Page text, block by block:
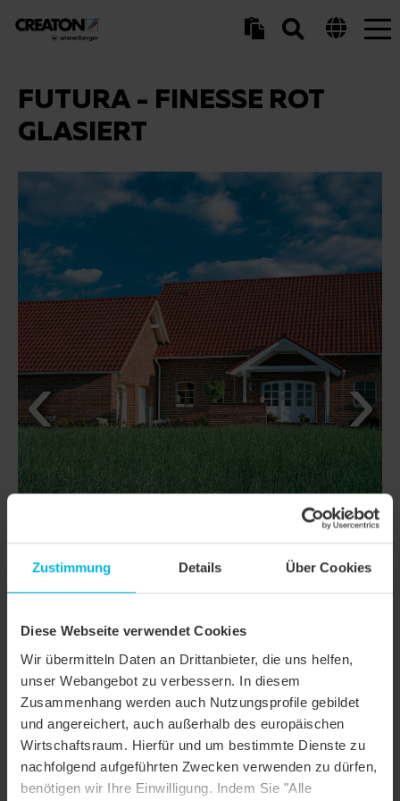
Zustimmung Details Über Cookies
Diese Webseite verwendet Cookies
Wir übermitteln Daten an Drittanbieter, die uns helfen,
unser Webangebot zu verbessern. In diesem
Zusammenhang werden auch Nutzungsprofile gebildet
und angereichert, auch außerhalb des europäischen
Wirtschaftsraum. Hierfür und um bestimmte Dienste zu
nachfolgend aufgeführten Zwecken verwenden zu dürfen,
benötigen wir Ihre Einwilligung. Indem Sie "Alle
FUTURA - FINESSE ROT
GLASIERT
DETAILS
Produktfamilie Flachdachziegel
Produktgruppe Dachziegel